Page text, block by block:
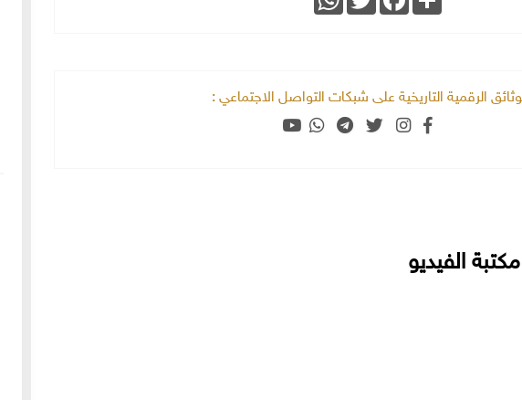
الرقمية التاريخية على شبكات التواصل الاجتماعي :
الفيديو